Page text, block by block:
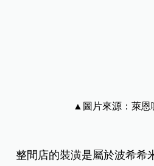
▲圖片來源：萊恩
整間店的裝潢是屬於波希希